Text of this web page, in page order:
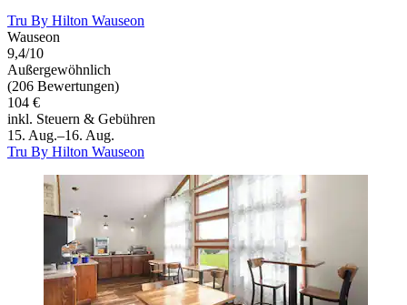
Tru By Hilton Wauseon
Wauseon
9,4/10
Außergewöhnlich
(206 Bewertungen)
104 €
inkl. Steuern & Gebühren
15. Aug.–16. Aug.
Tru By Hilton Wauseon